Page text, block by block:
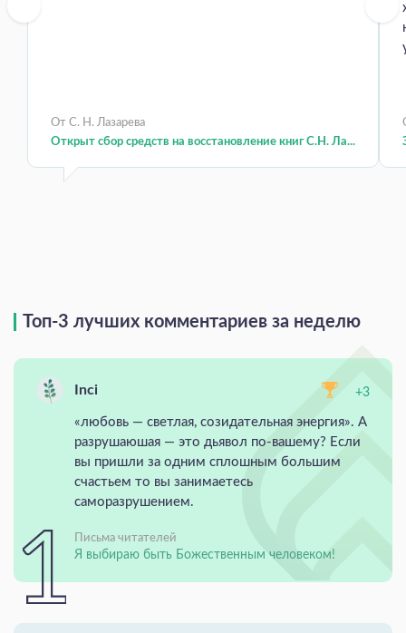
От С. Н. Лазарева
Открыт сбор средств на восстановление книг С.Н. Ла...
Топ-3 лучших комментариев за неделю
Inci +3
«любовь — светлая, созидательная энергия». А
разрушаюшая — это дьявол по-вашему? Если
вы пришли за одним сплошным большим
счастьем то вы занимаетесь
саморазрушением.
Письма читателей
Я выбираю быть Божественным человеком!